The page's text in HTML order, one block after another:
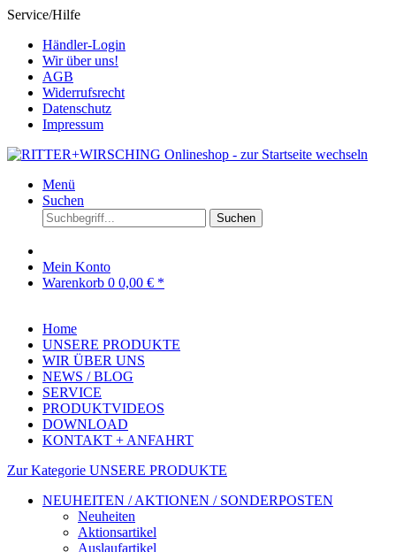
Service/Hilfe
Händler-Login
Wir über uns!
AGB
Widerrufsrecht
Datenschutz
Impressum
Menü
Suchen
Suchen
Mein Konto
Warenkorb 0 0,00 € *
Home
UNSERE PRODUKTE
WIR ÜBER UNS
NEWS / BLOG
SERVICE
PRODUKTVIDEOS
DOWNLOAD
KONTAKT + ANFAHRT
Zur Kategorie UNSERE PRODUKTE
NEUHEITEN / AKTIONEN / SONDERPOSTEN
Neuheiten
Aktionsartikel
Auslaufartikel